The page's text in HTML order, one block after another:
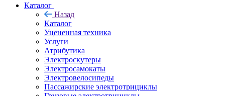
Каталог
Назад
Каталог
Уцененная техника
Услуги
Атрибутика
Электроскутеры
Электросамокаты
Электровелосипеды
Пассажирские электротрициклы